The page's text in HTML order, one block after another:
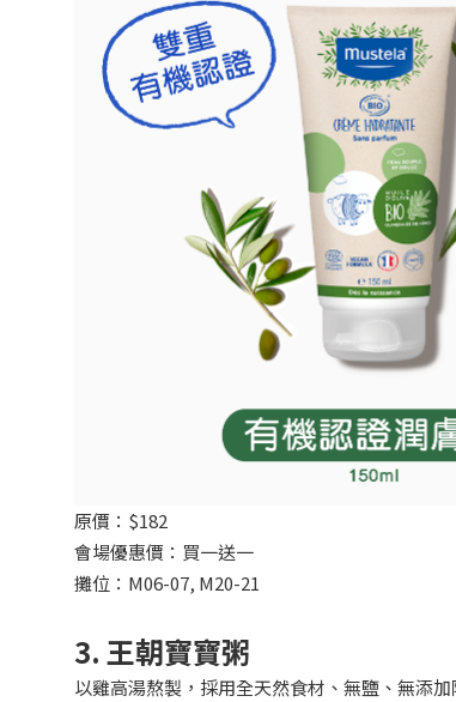
原價：$182
會場優惠價：買一送一
攤位：M06-07, M20-21
3. 王朝寶寶粥
以雞高湯熬製，採用全天然食材、無鹽、無添